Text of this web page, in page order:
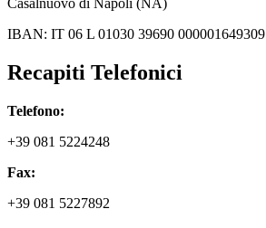
Casalnuovo di Napoli (NA)
IBAN: IT 06 L 01030 39690 000001649309
Recapiti Telefonici
Telefono:
+39 081 5224248
Fax:
+39 081 5227892